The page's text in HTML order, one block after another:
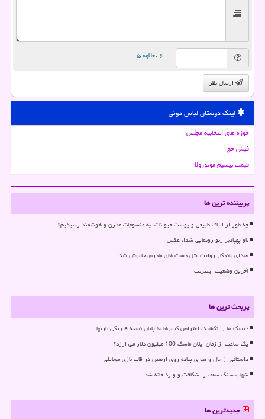
= ۶ بعلاوه ۵
ارسال نظر
لینک دوستان لباس دونی
حوزه های انتخابیه مجلس
فیش حج
قیمت بیسیم موتورولا
پربیننده ترین ها
چه طور از الیاف طبیعی و پوست حیوانات، به منسوجات مدرن و هوشمند رسیدیم؟
ناو پهپادبر رنو رونمایی شد!، عکس
صدای ماندگار روایت مثل دست های مادرم، خاموش شد
آخرین وضعیت اینترنت
پربحث ترین ها
دیسک ها را نکشید، اعتراض گیمرها به پایان نسخه فیزیکی بازیها
یک ساعت از زمان ایلان ماسک 100 میلیون دلار می ارزد؟
داستانی از حال و هوای پیاده روی اربعین در قاب بازی موبایلی
شهاب سنگ سقف را شکافت و وارد خانه شد
جدیدترین ها